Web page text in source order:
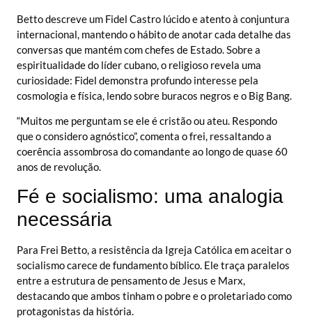
Betto descreve um Fidel Castro lúcido e atento à conjuntura
internacional, mantendo o hábito de anotar cada detalhe das
conversas que mantém com chefes de Estado. Sobre a
espiritualidade do líder cubano, o religioso revela uma
curiosidade: Fidel demonstra profundo interesse pela
cosmologia e física, lendo sobre buracos negros e o Big Bang.
“Muitos me perguntam se ele é cristão ou ateu. Respondo
que o considero agnóstico”, comenta o frei, ressaltando a
coerência assombrosa do comandante ao longo de quase 60
anos de revolução.
Fé e socialismo: uma analogia
necessária
Para Frei Betto, a resistência da Igreja Católica em aceitar o
socialismo carece de fundamento bíblico. Ele traça paralelos
entre a estrutura de pensamento de Jesus e Marx,
destacando que ambos tinham o pobre e o proletariado como
protagonistas da história.